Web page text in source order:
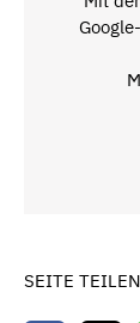
SEITE TEILEN